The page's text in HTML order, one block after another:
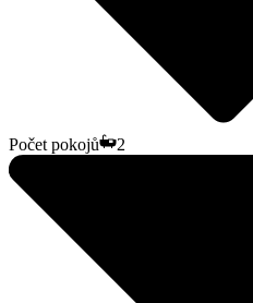
Počet pokojů 2